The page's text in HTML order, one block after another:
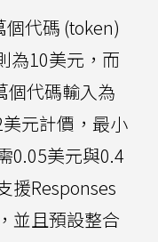
個代碼 (token)
為10美元，而
代碼輸入為
元計價，最小
0.05美元與0.4
援Responses
並且預設整合